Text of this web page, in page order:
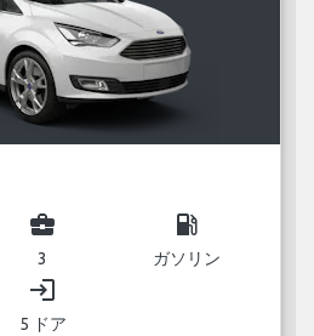
business_center
3
local_gas_station
ガソリン
login
5 ドア